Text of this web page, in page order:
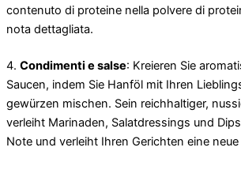
contenuto di proteine ​​nella polvere di
nota dettagliata.
4. Condimenti e salse: Kreieren Sie
Saucen, indem Sie Hanföl mit Ihren
gewürzen mischen. Sein reichhaltiger,
verleiht Marinaden, Salatdressings und
Note und verleiht Ihren Gerichten eine